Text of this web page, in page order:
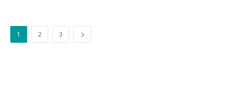
1 2 3